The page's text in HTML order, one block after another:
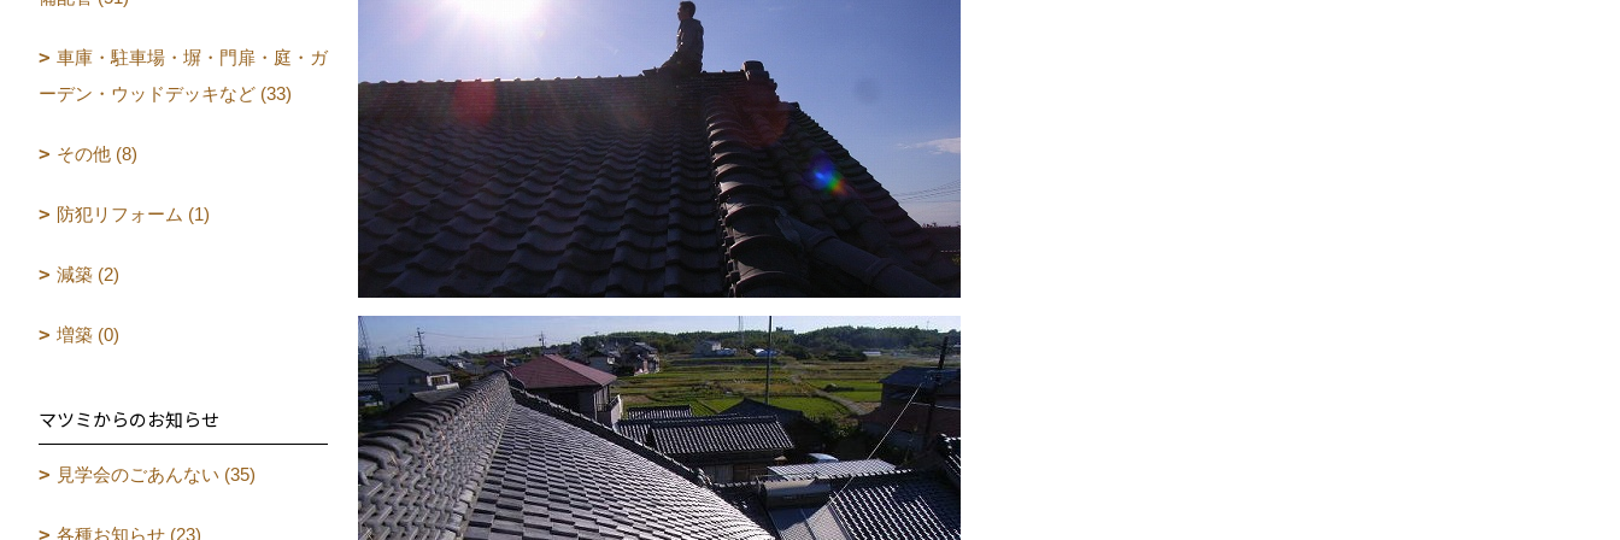
車庫・駐車場・塀・門扉・庭・ガ
ーデン・ウッドデッキなど (33)
その他 (8)
防犯リフォーム (1)
減築 (2)
増築 (0)
マツミからのお知らせ
見学会のごあんない (35)
各種お知らせ (23)